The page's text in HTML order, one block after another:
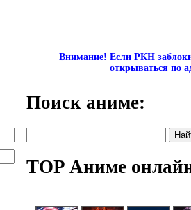
Внимание! Если РКН
открываться по
Поиск аниме:
TOP Аниме